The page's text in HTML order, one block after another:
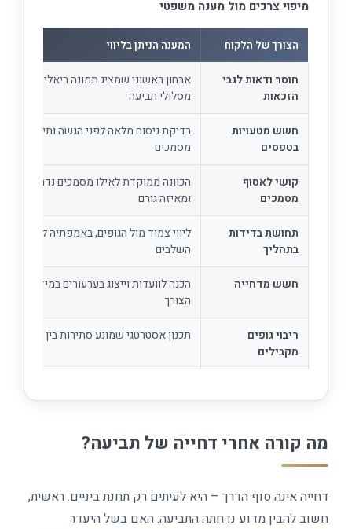
מיפוי צרכים מול מענה משפטי
הצורך של הלקוח המענה הניתן בליווי
חוסר ודאות לגבי
הזכאות
אבחון ראשוני שמציג תמונה ריאלית של
מסלולי תביעה
חשש מטעויות
בטפסים
בדיקת ניסוח מלאה לפני הגשה ותיאום בין
מסמכים
קושי לאסוף
מסמכים
הכוונה ממוקדת לאילו מסמכים נדרשים
ומאיזה גורם
תחושת בדידות
בתהליך
ליווי צמוד מול הגופים, באמפתיה לאורך כל
השלבים
חשש מדחייה
הכנה לוועדות וייצוג בערעורים במידת
הצורך
ריבוי גופים
מקבילים
תכנון אסטרטגי שמונע סתירות בין הליכים
מה קורה אחרי דחייה של תביעה?
דחייה אינה סוף הדרך – היא לעיתים רק תחנת ביניים. ראשית,
חשוב להבין מדוע נדחתה התביעה: האם בשל היעדר